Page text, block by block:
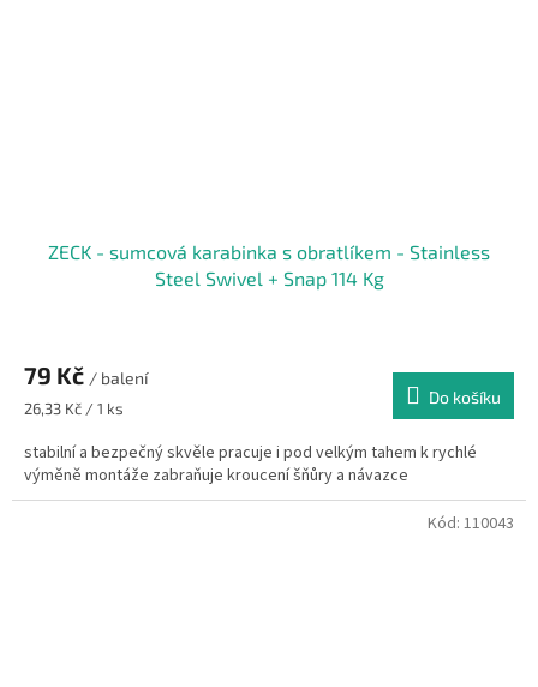
ZECK - sumcová karabinka s obratlíkem - Stainless
Steel Swivel + Snap 114 Kg
79 Kč / balení
Měrná
26,33 Kč / 1 ks
Do košíku
stabilní a bezpečný skvěle pracuje i pod velkým tahem k rychlé
výměně montáže zabraňuje kroucení šňůry a návazce
Kód: 110043